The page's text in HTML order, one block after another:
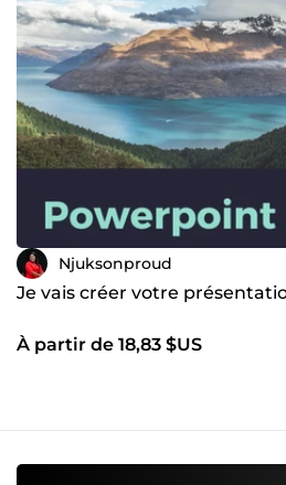
Njuksonproud
Je vais créer votre
À partir de 18,83 $US